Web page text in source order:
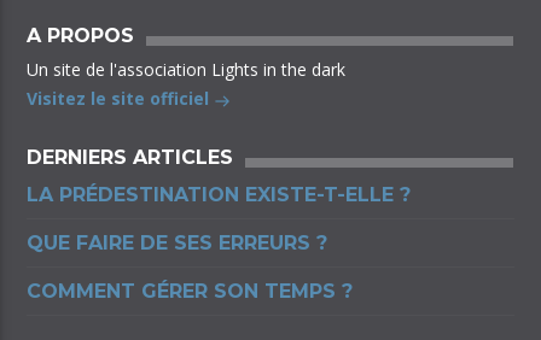
A PROPOS
Un site de l'association Lights in the dark
Visitez le site officiel
DERNIERS ARTICLES
LA PRÉDESTINATION EXISTE-T-ELLE ?
QUE FAIRE DE SES ERREURS ?
COMMENT GÉRER SON TEMPS ?